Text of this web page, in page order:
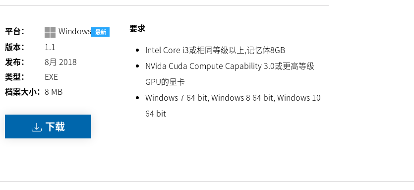
平台： Windows 最新
版本：
1.1
发布：
8月 2018
类型：
EXE
档案大小： 8 MB
下载
要求
Intel Core i3或相同等级以上,记忆体8GB
NVida Cuda Compute Capability 3.0或更高等级
GPU的显卡
Windows 7 64 bit, Windows 8 64 bit, Windows 10
64 bit